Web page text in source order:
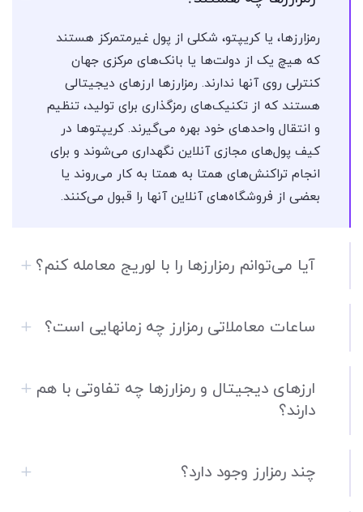
رمزارزها، یا کریپتو، شکلی از پول غیرمتمرکز هستند
که هیچ یک از دولت‌ها یا بانک‌های مرکزی جهان
کنترلی روی آنها ندارند. رمزارزها ارزهای دیجیتالی
هستند که از تکنیک‌های رمزگذاری برای تولید، تنظیم
و انتقال واحدهای خود بهره می‌گیرند. کریپتوها در
کیف پول‌های مجازی آنلاین نگهداری می‌شوند و برای
انجام تراکنش‌های همتا به همتا به کار می‌روند یا
بعضی از فروشگاه‌های آنلاین آنها را قبول می‌کنند.
آیا می‌توانم رمزارزها را با لوریج معامله کنم؟
ساعات معاملاتی رمزارز چه زمانهایی است؟
ارزهای دیجیتال و رمزارزها چه تفاوتی با هم
دارند؟
چند رمزارز وجود دارد؟